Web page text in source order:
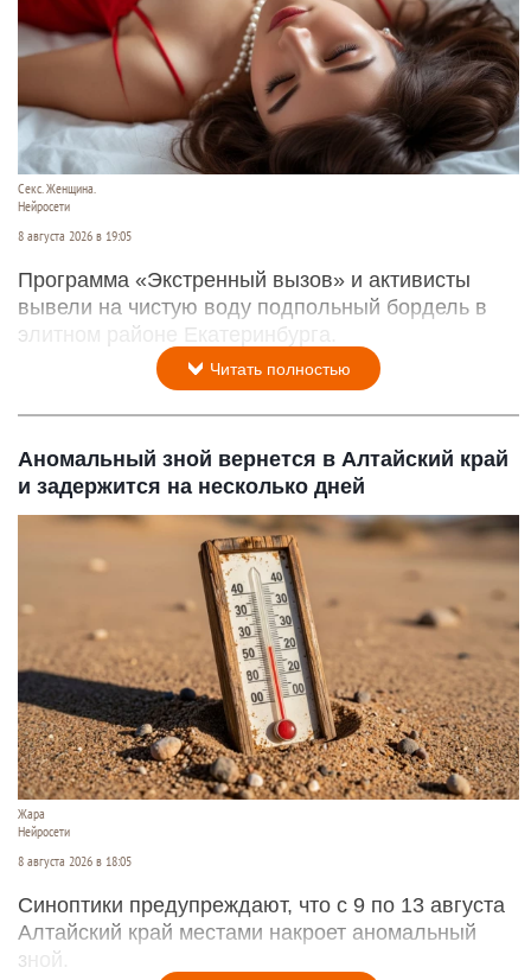
Секс. Женщина.
Нейросети
8 августа 2026 в 19:05
Программа «Экстренный вызов» и активисты
вывели на чистую воду подпольный бордель в
элитном районе Екатеринбурга.
Читать полностью
Аномальный зной вернется в Алтайский край
и задержится на несколько дней
Жара
Нейросети
8 августа 2026 в 18:05
Синоптики предупреждают, что с 9 по 13 августа
Алтайский край местами накроет аномальный
зной.